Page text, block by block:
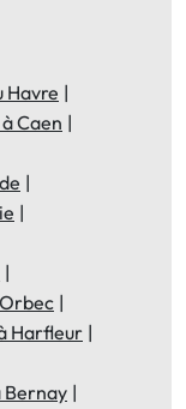
Havre
Caen
Harfleur
Bernay